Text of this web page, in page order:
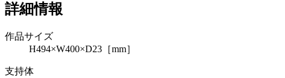
詳細情報
作品サイズ
H494×W400×D23［mm］
支持体